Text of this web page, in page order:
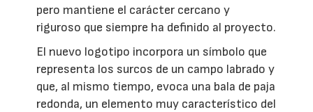
pero mantiene el carácter cercano y
riguroso que siempre ha definido al proyecto.
El nuevo logotipo incorpora un símbolo que
representa los surcos de un campo labrado y
que, al mismo tiempo, evoca una bala de paja
redonda, un elemento muy característico del